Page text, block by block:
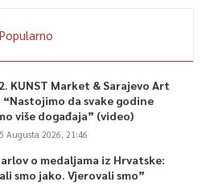
Popularno
KUNST Market & Sarajevo Art
“Nastojimo da svake godine
više događaja” (video)
Augusta 2026, 21:46
o medaljama iz Hrvatske:
smo jako. Vjerovali smo”